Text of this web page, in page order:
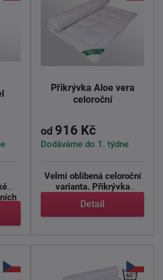
Přikrývka Aloe vera
celoroční
od 916 Kč
Dodáváme do 1. týdne
Velmi oblíbená celoroční
varianta. Přikrývka
Detail